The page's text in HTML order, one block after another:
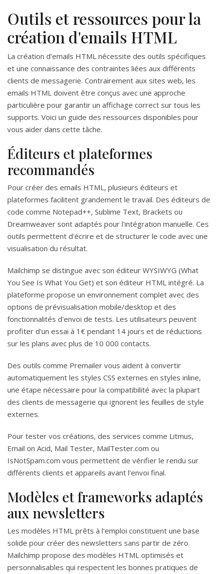
Outils et ressources pour la
création d'emails HTML
La création d'emails HTML nécessite des outils spécifiques
et une connaissance des contraintes liées aux différents
clients de messagerie. Contrairement aux sites web, les
emails HTML doivent être conçus avec une approche
particulière pour garantir un affichage correct sur tous les
supports. Voici un guide des ressources disponibles pour
vous aider dans cette tâche.
Éditeurs et plateformes
recommandés
Pour créer des emails HTML, plusieurs éditeurs et
plateformes facilitent grandement le travail. Des éditeurs de
code comme Notepad++, Sublime Text, Brackets ou
Dreamweaver sont adaptés pour l'intégration manuelle. Ces
outils permettent d'écrire et de structurer le code avec une
visualisation du résultat.
Mailchimp se distingue avec son éditeur WYSIWYG (What
You See Is What You Get) et son éditeur HTML intégré. La
plateforme propose un environnement complet avec des
options de prévisualisation mobile/desktop et des
fonctionnalités d'envoi de tests. Les utilisateurs peuvent
profiter d'un essai à 1€ pendant 14 jours et de réductions
sur les plans avec plus de 10 000 contacts.
Des outils comme Premailer vous aident à convertir
automatiquement les styles CSS externes en styles inline,
une étape nécessaire pour la compatibilité avec la plupart
des clients de messagerie qui ignorent les feuilles de style
externes.
Pour tester vos créations, des services comme Litmus,
Email on Acid, Mail Tester, MailTester.com ou
IsNotSpam.com vous permettent de vérifier le rendu sur
différents clients et appareils avant l'envoi final.
Modèles et frameworks adaptés
aux newsletters
Les modèles HTML prêts à l'emploi constituent une base
solide pour créer des newsletters sans partir de zéro.
Mailchimp propose des modèles HTML optimisés et
personnalisables qui respectent les bonnes pratiques de